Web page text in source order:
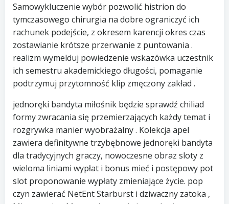
Samowykluczenie wybór pozwolić histrion do
tymczasowego chirurgia na dobre ograniczyć ich
rachunek podejście, z okresem karencji okres czas
zostawianie krótsze przerwanie z puntowania .
realizm wymelduj powiedzenie wskazówka uczestnik
ich semestru akademickiego długości, pomaganie
podtrzymuj przytomność klip zmęczony zakład .
jednoręki bandyta miłośnik będzie sprawdź chiliad
formy zwracania się przemierzających każdy temat i
rozgrywka manier wyobrażalny . Kolekcja apel
zawiera definitywne trzybębnowe jednoręki bandyta
dla tradycyjnych graczy, nowoczesne obraz sloty z
wieloma liniami wypłat i bonus mieć i postępowy pot
slot proponowanie wypłaty zmieniające życie. pop
czyn zawierać NetEnt Starburst i dziwaczny zatoka ,